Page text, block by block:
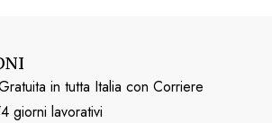
in tutta Italia con Corriere
giorni lavorativi